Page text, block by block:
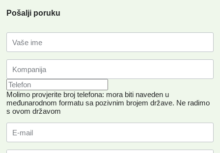
Pošalji poruku
Molimo provjerite broj telefona: mora biti naveden u
međunarodnom formatu sa pozivnim brojem države. Ne radimo
s ovom državom